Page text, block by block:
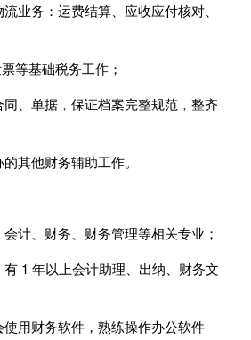
业务：运费结算、应收应付核对、
等基础税务工作；
、单据，保证档案完整规范，整齐
其他财务辅助工作。
计、财务、财务管理等相关专业；
1 年以上会计助理、出纳、财务文
用财务软件，熟练操作办公软件